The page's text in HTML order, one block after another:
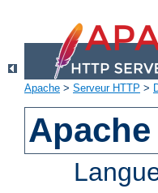
Apache > Serveur HTTP >